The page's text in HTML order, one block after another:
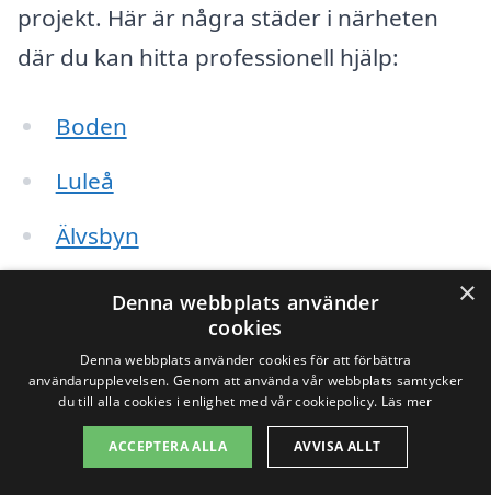
projekt. Här är några städer i närheten
där du kan hitta professionell hjälp:
Boden
Luleå
Älvsbyn
Råneå
Unbyn
Mörön
×
Denna webbplats använder
cookies
Denna webbplats använder cookies för att förbättra
användarupplevelsen. Genom att använda vår webbplats samtycker
du till alla cookies i enlighet med vår cookiepolicy. Läs mer
ACCEPTERA ALLA AVVISA ALLT